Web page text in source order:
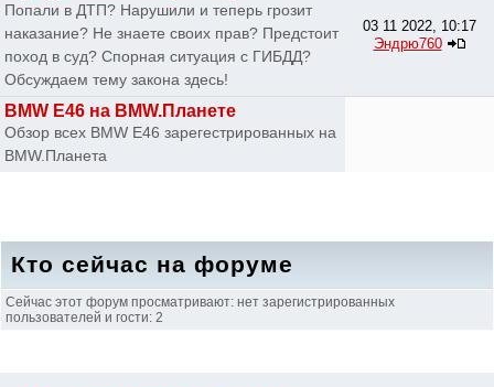
Попали в ДТП? Нарушили и теперь грозит
наказание? Не знаете своих прав? Предстоит
поход в суд? Спорная ситуация с ГИБДД?
Обсуждаем тему закона здесь!
03 11 2022, 10:17
Эндрю760
BMW E46 на BMW.Планете
Обзор всех BMW E46 зарегестрированных на
BMW.Планета
Кто сейчас на форуме
Сейчас этот форум просматривают: нет зарегистрированных
пользователей и гости: 2